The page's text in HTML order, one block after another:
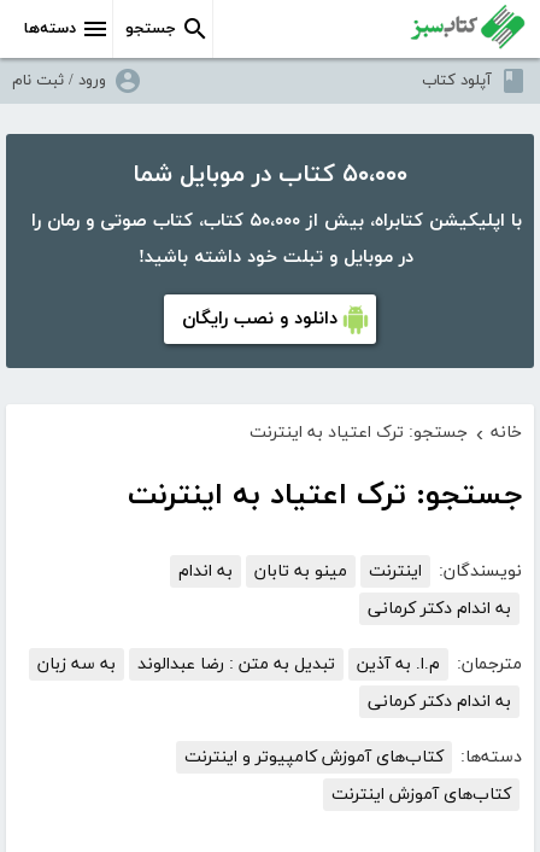
دسته‌ها جستجو
آپلود کتاب ورود / ثبت نام
۵۰،۰۰۰ کتاب در موبایل شما
با اپلیکیشن کتابراه، بیش از ۵۰،۰۰۰ کتاب، کتاب صوتی و رمان را
در موبایل و تبلت خود داشته باشید!
دانلود و نصب رایگان
خانه › جستجو: ترک اعتیاد به اینترنت
جستجو: ترک اعتیاد به اینترنت
نویسندگان: اینترنت مینو به تابان
به اندام
به اندام دکتر کرمانی
مترجمان: م.ا. به آذین تبدیل به متن : رضا عبدالوند
به سه زبان
به اندام دکتر کرمانی
دسته‌ها:
کتاب‌های آموزش کامپیوتر و اینترنت
کتاب‌های آموزش اینترنت